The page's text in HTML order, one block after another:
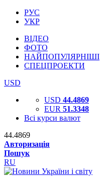
РУС
УКР
ВІДЕО
ФОТО
НАЙПОПУЛЯРНІШІ
СПЕЦПРОЕКТИ
USD
USD 44.4869
EUR 51.3348
Всі курси валют
44.4869
Авторизація
Пошук
RU